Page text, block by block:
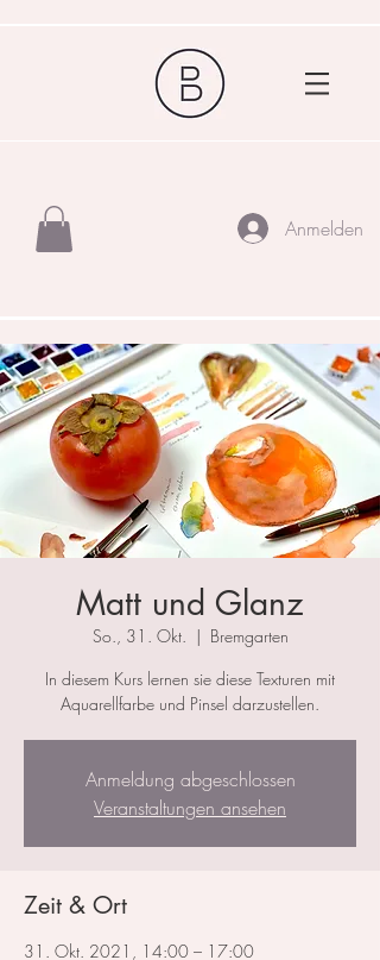
Anmelden
Matt und Glanz
So., 31. Okt.
  |
Bremgarten
In diesem Kurs lernen sie diese Texturen mit
Aquarellfarbe und Pinsel darzustellen.
Anmeldung abgeschlossen
Veranstaltungen ansehen
Zeit & Ort
31. Okt. 2021, 14:00 – 17:00